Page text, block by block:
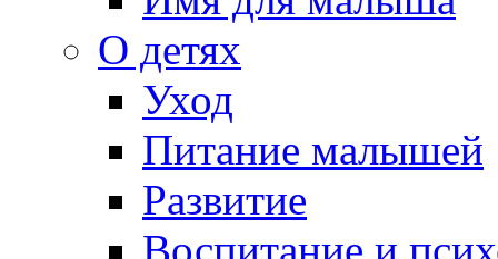
О детях
Уход
Питание малышей
Развитие
Воспитание и